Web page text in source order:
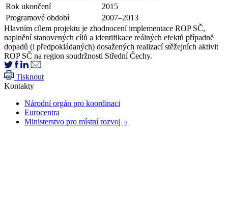
Rok ukončení
2015
Programové období
2007–2013
Hlavním cílem projektu je zhodnocení implementace ROP SČ,
naplnění stanovených cílů a identifikace reálných efektů případně
dopadů (i předpokládaných) dosažených realizací stěžejních aktivit
ROP SČ na region soudržnosti Střední Čechy.
Tisknout
Kontakty
Národní orgán pro koordinaci
Eurocentra
Ministerstvo pro místní rozvoj
